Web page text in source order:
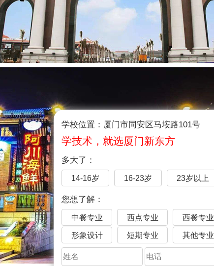
学校位置：厦门市同安区马垵路101号
学技术，就选厦门新东方
多大了：
14-16岁 16-23岁 23岁以上
您想了解：
中餐专业 西点专业 西餐专业
形象设计 短期专业 其他专业